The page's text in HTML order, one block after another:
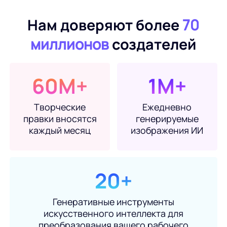
Нам доверяют более 70
миллионовсоздателей
60М+
Творческие
правки вносятся
каждый месяц
1М+
Ежедневно
генерируемые
изображения ИИ
20+
Генеративные инструменты
искусственного интеллекта для